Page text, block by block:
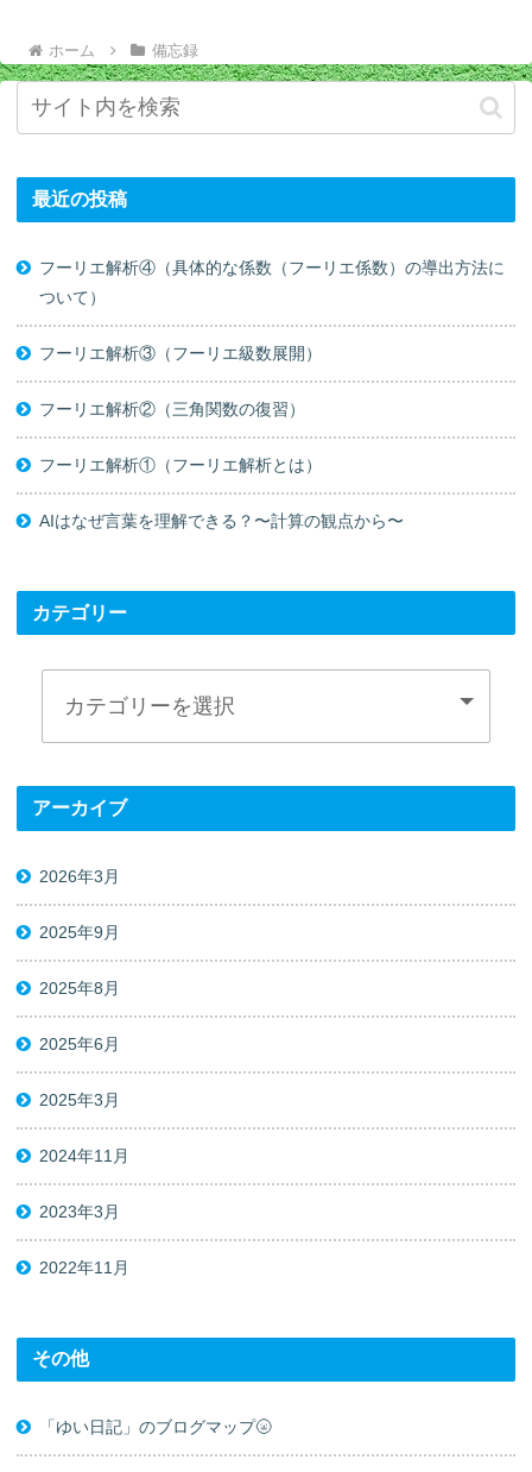
ホーム 備忘録
最近の投稿
フーリエ解析④（具体的な係数（フーリエ係数）の導出方法に
ついて）
フーリエ解析③（フーリエ級数展開）
フーリエ解析②（三角関数の復習）
フーリエ解析①（フーリエ解析とは）
AIはなぜ言葉を理解できる？〜計算の観点から〜
カテゴリー
アーカイブ
2026年3月
2025年9月
2025年8月
2025年6月
2025年3月
2024年11月
2023年3月
2022年11月
その他
「ゆい日記」のブログマップ🌝